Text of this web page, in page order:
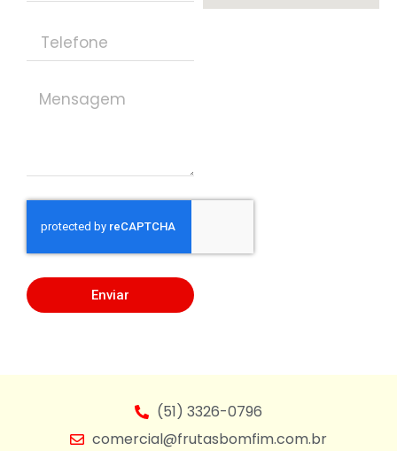
Enviar
(51) 3326-0796
comercial@frutasbomfim.com.br